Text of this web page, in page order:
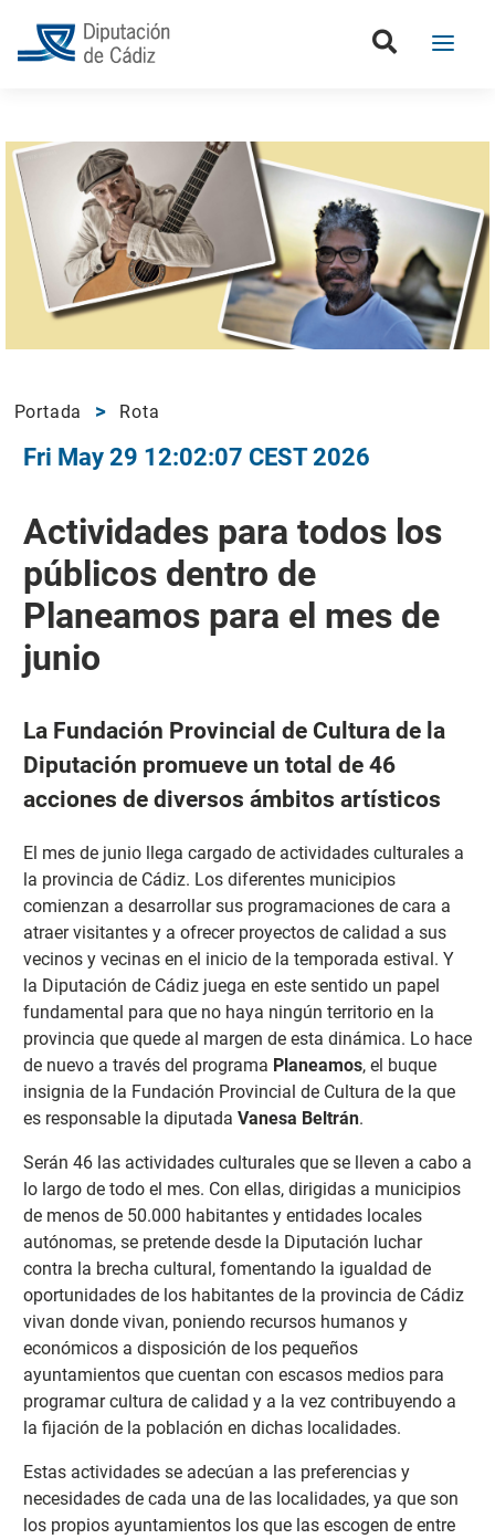
Portada Rota
Fri May 29 12:02:07 CEST 2026
Actividades para todos los
públicos dentro de
Planeamos para el mes de
junio
La Fundación Provincial de Cultura de la
Diputación promueve un total de 46
acciones de diversos ámbitos artísticos
El mes de junio llega cargado de actividades culturales a
la provincia de Cádiz. Los diferentes municipios
comienzan a desarrollar sus programaciones de cara a
atraer visitantes y a ofrecer proyectos de calidad a sus
vecinos y vecinas en el inicio de la temporada estival. Y
la Diputación de Cádiz juega en este sentido un papel
fundamental para que no haya ningún territorio en la
provincia que quede al margen de esta dinámica. Lo hace
de nuevo a través del programa Planeamos, el buque
insignia de la Fundación Provincial de Cultura de la que
es responsable la diputada Vanesa Beltrán.
Serán 46 las actividades culturales que se lleven a cabo a
lo largo de todo el mes. Con ellas, dirigidas a municipios
de menos de 50.000 habitantes y entidades locales
autónomas, se pretende desde la Diputación luchar
contra la brecha cultural, fomentando la igualdad de
oportunidades de los habitantes de la provincia de Cádiz
vivan donde vivan, poniendo recursos humanos y
económicos a disposición de los pequeños
ayuntamientos que cuentan con escasos medios para
programar cultura de calidad y a la vez contribuyendo a
la fijación de la población en dichas localidades.
Estas actividades se adecúan a las preferencias y
necesidades de cada una de las localidades, ya que son
los propios ayuntamientos los que las escogen de entre